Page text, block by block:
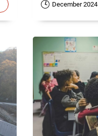
December 2024